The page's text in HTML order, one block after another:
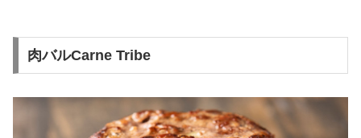
肉バルCarne Tribe